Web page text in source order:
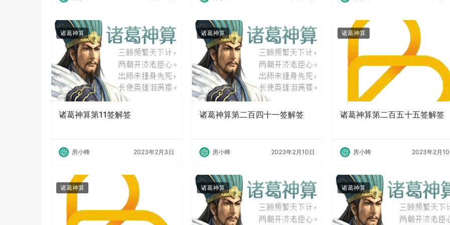
诸葛神算
诸葛神算第11签解签
房小蜂 2023年2月3日
诸葛神算
诸葛神算第二百四十一签解签
房小蜂 2023年2月10日
诸葛神算
诸葛神算第二百五十五签解签
房小蜂 2023年2月
诸葛神算 诸葛神算 诸葛神算